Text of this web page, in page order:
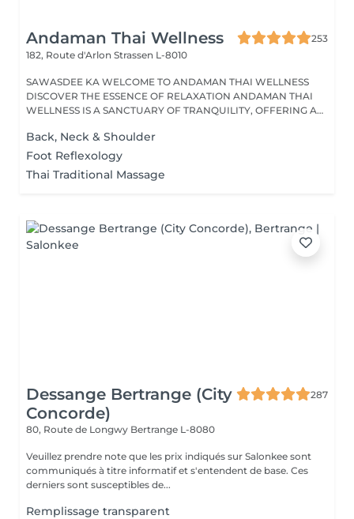
Andaman Thai Wellness
253
182, Route d'Arlon Strassen L-8010
SAWASDEE KA WELCOME TO ANDAMAN THAI WELLNESS
DISCOVER THE ESSENCE OF RELAXATION ANDAMAN THAI
WELLNESS IS A SANCTUARY OF TRANQUILITY, OFFERING A
Back, Neck & Shoulder
Foot Reflexology
Thai Traditional Massage
Dessange Bertrange (City
Concorde)
287
80, Route de Longwy Bertrange L-8080
Veuillez prendre note que les prix indiqués sur Salonkee sont
communiqués à titre informatif et s'entendent de base. Ces
derniers sont susceptibles de...
Remplissage transparent